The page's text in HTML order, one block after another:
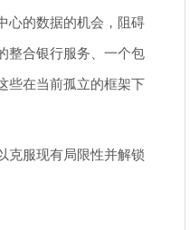
心的数据的机会，阻碍
整合银行服务、一个包
些在当前孤立的框架下
克服现有局限性并解锁